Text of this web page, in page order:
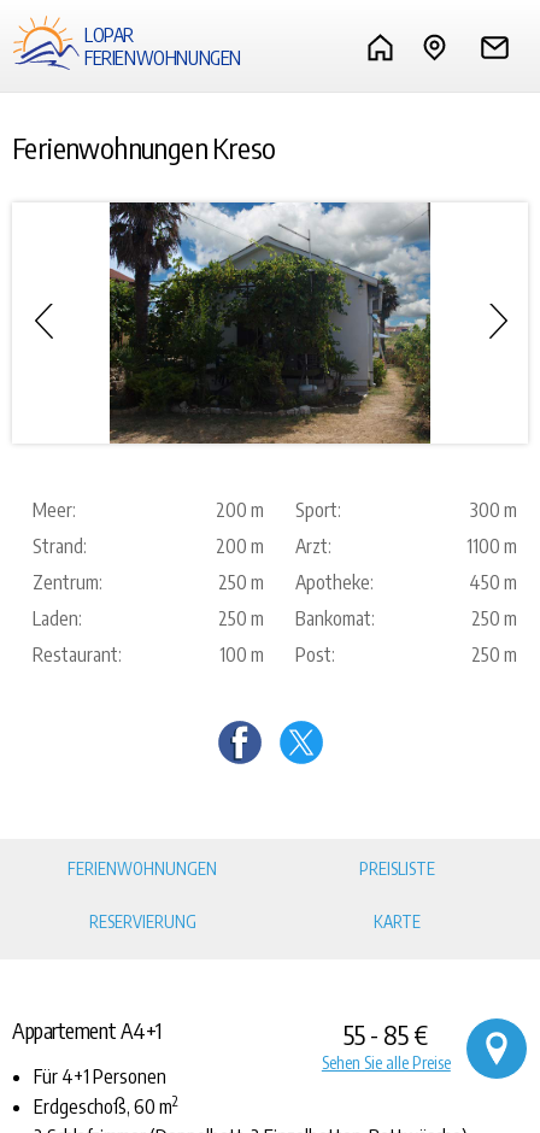
LOPAR
FERIENWOHNUNGEN
Ferienwohnungen Kreso
Meer: 200 m Sport:
300 m
Strand:
200 m Arzt:
1100 m
Zentrum:
250 m Apotheke:
450 m
Laden:
250 m Bankomat:
250 m
Restaurant:
100 m Post: 250 m
FERIENWOHNUNGEN PREISLISTE
RESERVIERUNG KARTE
55 - 85 €
Sehen Sie alle Preise
Appartement A4+1
Für 4+1 Personen
Erdgeschoß, 60 m2